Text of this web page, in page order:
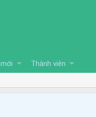
Thành viên